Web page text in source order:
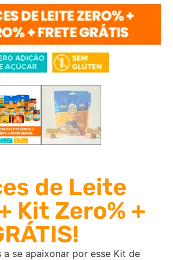
de Leite
Kit Zero% +
a se apaixonar por esse Kit de